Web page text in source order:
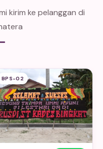
kirim ke pelanggan di
BPS-02